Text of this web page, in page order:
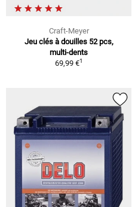
Craft-Meyer
Jeu clés à douilles 52 pcs,
multi-dents
69,99 €1